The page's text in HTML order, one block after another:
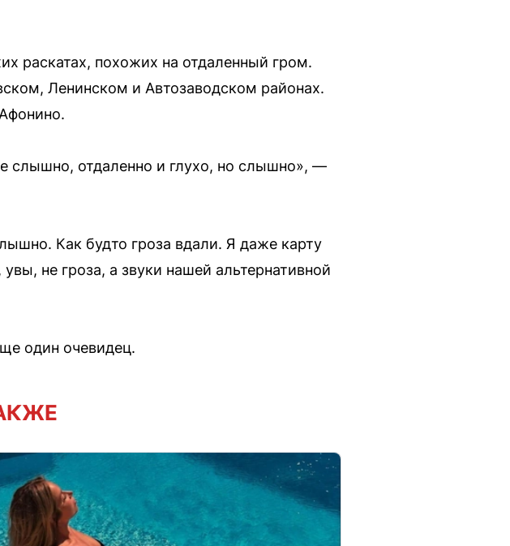
раскатах, похожих на отдаленный гром.
Ленинском и Автозаводском районах.
слышно, отдаленно и глухо, но слышно», —
Как будто гроза вдали. Я даже карту
не гроза, а звуки нашей альтернативной
один очевидец.